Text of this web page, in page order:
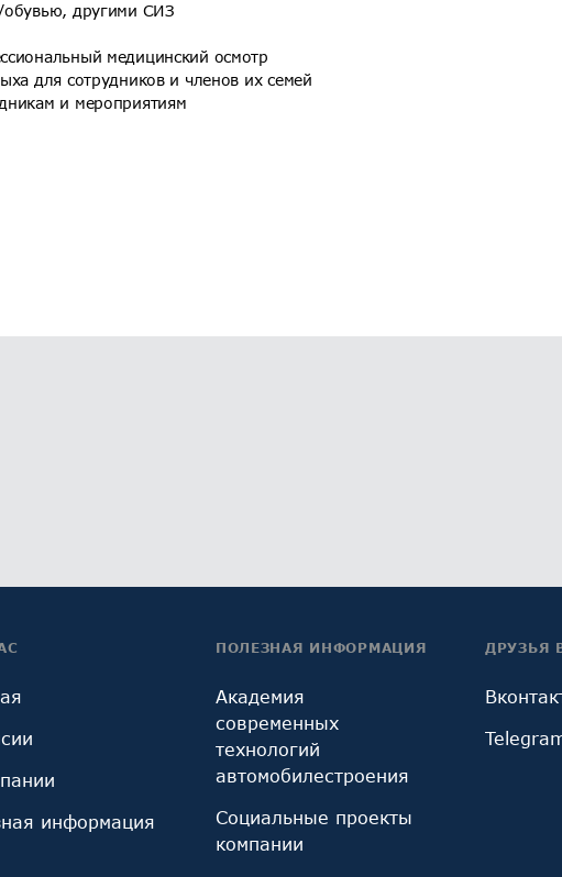
обувью, другими СИЗ
медицинский осмотр
для сотрудников и членов их семей
и мероприятиям
информация
ПОЛЕЗНАЯ ИНФОРМАЦИЯ
Академия
современных
технологий
автомобилестроения
Социальные проекты
компании
ДРУЗЬЯ